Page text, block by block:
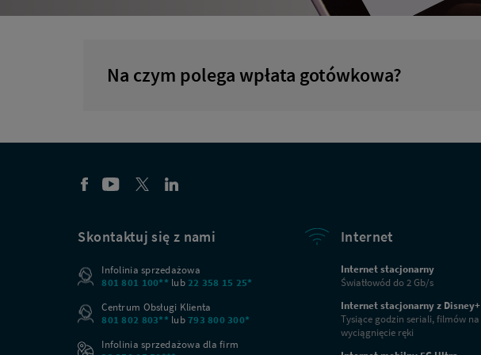
kanały
Na czym polega wpłata gotówkowa?
Skontaktuj się z nami
Infolinia sprzedażowa
801 801 100** lub 22 358 15 25*
Centrum Obsługi Klienta
801 802 803** lub793 800 300*
Infolinia sprzedażowa dla firm
Internet
Internet stacjonarny
Światłowód do 2 Gb/s
Internet stacjonarny z Disney+
Tysiące godzin seriali, filmów na
wyciągnięcie ręki